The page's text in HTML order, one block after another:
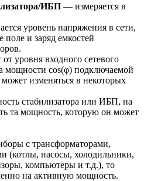
ИБП — измеряется в
уровень напряжения в сети,
поле и заряд емкостей
уровня входного сетевого
мощности cos(φ) подключаемой
изменяться в некоторых
стабилизатора или ИБП, на
та мощность, которую он может
с трансформаторами,
(котлы, насосы, холодильники,
компьютеры и т.д.), то
на активную мощность.